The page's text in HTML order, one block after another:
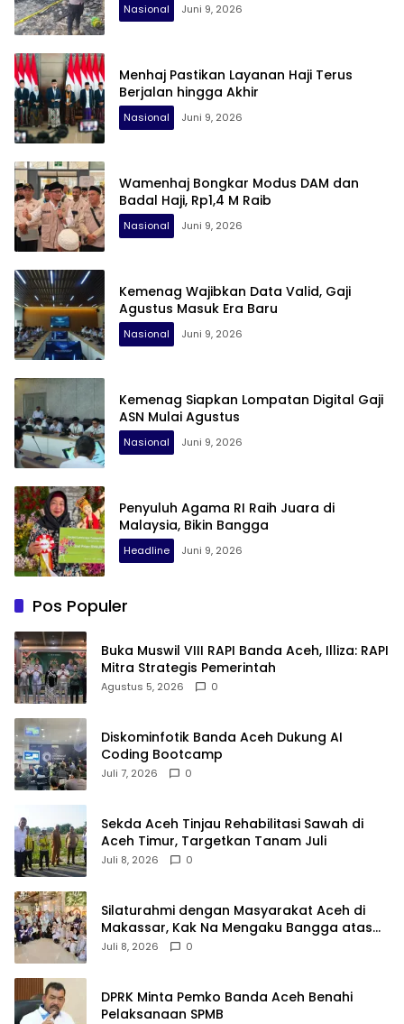
Nasional Juni 9, 2026
Menhaj Pastikan Layanan Haji Terus
Berjalan hingga Akhir
Nasional Juni 9, 2026
Wamenhaj Bongkar Modus DAM dan
Badal Haji, Rp1,4 M Raib
Nasional Juni 9, 2026
Kemenag Wajibkan Data Valid, Gaji
Agustus Masuk Era Baru
Nasional Juni 9, 2026
Kemenag Siapkan Lompatan Digital Gaji
ASN Mulai Agustus
Nasional Juni 9, 2026
Penyuluh Agama RI Raih Juara di
Malaysia, Bikin Bangga
Headline Juni 9, 2026
Pos Populer
Buka Muswil VIII RAPI Banda Aceh, Illiza: RAPI
Mitra Strategis Pemerintah
Agustus 5, 2026 0
Diskominfotik Banda Aceh Dukung AI
Coding Bootcamp
Juli 7, 2026 0
Sekda Aceh Tinjau Rehabilitasi Sawah di
Aceh Timur, Targetkan Tanam Juli
Juli 8, 2026 0
Silaturahmi dengan Masyarakat Aceh di
Makassar, Kak Na Mengaku Bangga atas
Kekompakan Perantau Aceh
Juli 8, 2026 0
DPRK Minta Pemko Banda Aceh Benahi
Pelaksanaan SPMB